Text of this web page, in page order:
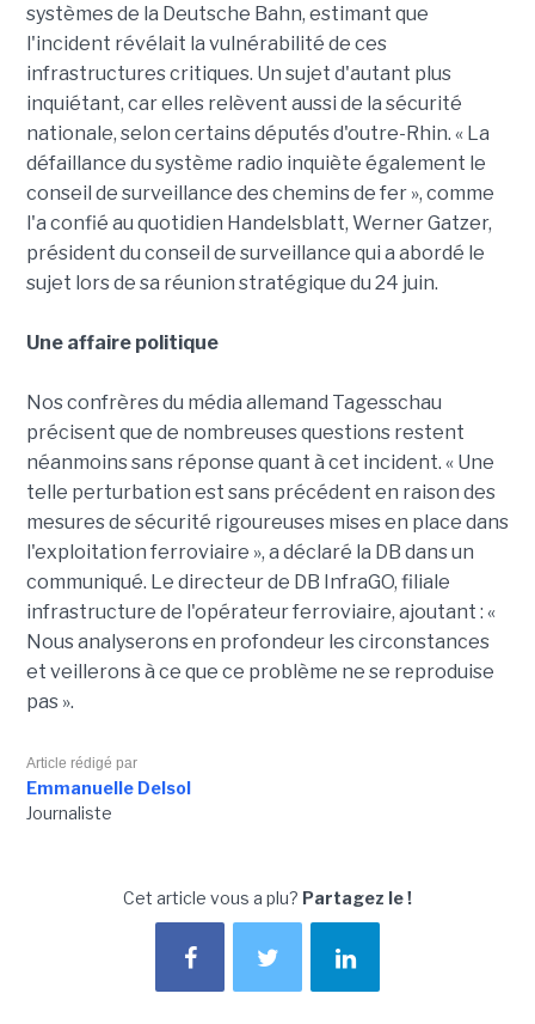
systèmes de la Deutsche Bahn, estimant que
l'incident révélait la vulnérabilité de ces
infrastructures critiques. Un sujet d'autant plus
inquiétant, car elles relèvent aussi de la sécurité
nationale, selon certains députés d'outre-Rhin. « La
défaillance du système radio inquiète également le
conseil de surveillance des chemins de fer », comme
l'a confié au quotidien Handelsblatt, Werner Gatzer,
président du conseil de surveillance qui a abordé le
sujet lors de sa réunion stratégique du 24 juin.
Une affaire politique
Nos confrères du média allemand Tagesschau
précisent que de nombreuses questions restent
néanmoins sans réponse quant à cet incident. « Une
telle perturbation est sans précédent en raison des
mesures de sécurité rigoureuses mises en place dans
l'exploitation ferroviaire », a déclaré la DB dans un
communiqué. Le directeur de DB InfraGO, filiale
infrastructure de l'opérateur ferroviaire, ajoutant : «
Nous analyserons en profondeur les circonstances
et veillerons à ce que ce problème ne se reproduise
pas ».
Article rédigé par
Emmanuelle Delsol
Journaliste
Cet article vous a plu? Partagez le !